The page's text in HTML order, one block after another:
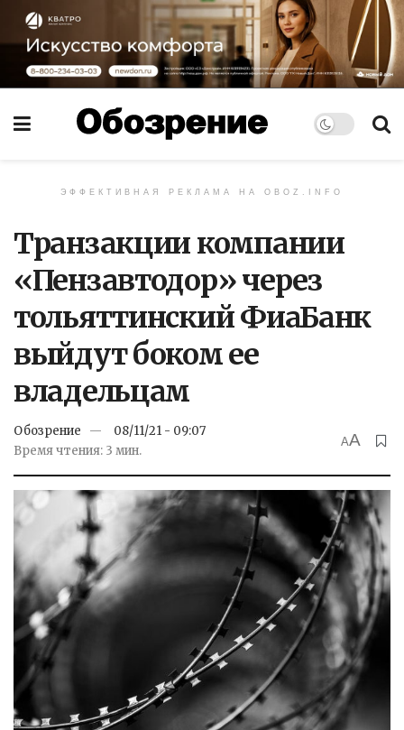
ЭФФЕКТИВНАЯ РЕКЛАМА НА OBOZ.INFO
Транзакции компании
«Пензавтодор» через
тольяттинский ФиаБанк
выйдут боком ее
владельцам
Обозрение
08/11/21 - 09:07
Время чтения: 3 мин.
AA